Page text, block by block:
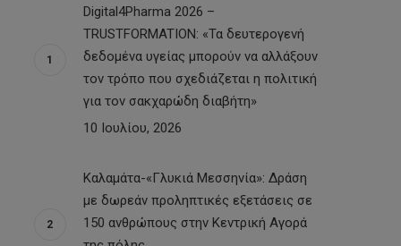
Digital4Pharma 2026 –
TRUSTFORMATION: «Τα δευτερογενή
δεδομένα υγείας μπορούν να αλλάξουν
τον τρόπο που σχεδιάζεται η πολιτική
για τον σακχαρώδη διαβήτη»
10 Ιουλίου, 2026
Καλαμάτα-«Γλυκιά Μεσσηνία»: Δράση
με δωρεάν προληπτικές εξετάσεις σε
150 ανθρώπους στην Κεντρική Αγορά